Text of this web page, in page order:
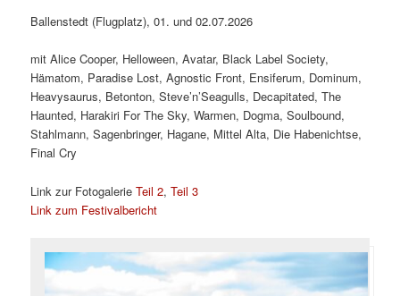
Ballenstedt (Flugplatz), 01. und 02.07.2026
mit Alice Cooper, Helloween, Avatar, Black Label Society,
Hämatom, Paradise Lost, Agnostic Front, Ensiferum, Dominum,
Heavysaurus, Betonton, Steve’n’Seagulls, Decapitated, The
Haunted, Harakiri For The Sky, Warmen, Dogma, Soulbound,
Stahlmann, Sagenbringer, Hagane, Mittel Alta, Die Habenichtse,
Final Cry
Link zur FotogalerieTeil 2,Teil 3
Link zum Festivalbericht